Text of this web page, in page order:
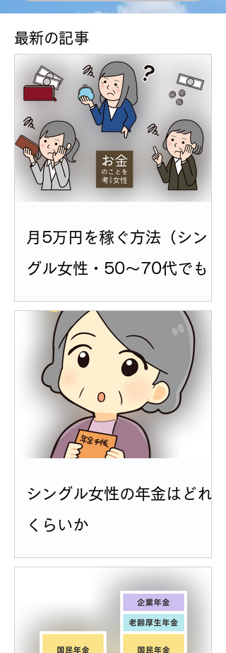
​最新の記事
月5万円を稼ぐ方法（シン
グル女性・50〜70代でも
可能）
シングル女性の年金はどれ
くらいか